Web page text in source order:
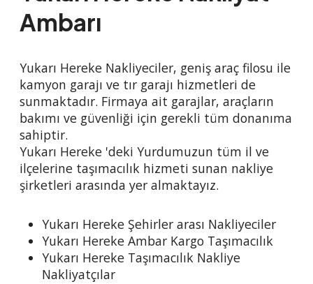
Ambarı
Yukarı Hereke Nakliyeciler, geniş araç filosu ile
kamyon garajı ve tır garajı hizmetleri de
sunmaktadır. Firmaya ait garajlar, araçların
bakımı ve güvenliği için gerekli tüm donanıma
sahiptir.
Yukarı Hereke 'deki Yurdumuzun tüm il ve
ilçelerine taşımacılık hizmeti sunan nakliye
şirketleri arasında yer almaktayız.
Yukarı Hereke Şehirler arası Nakliyeciler
Yukarı Hereke Ambar Kargo Taşımacılık
Yukarı Hereke Taşımacılık Nakliye
Nakliyatçılar